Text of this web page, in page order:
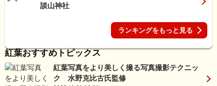
談山神社
ランキングをもっと見る
紅葉おすすめトピックス
紅葉写真をより美しく撮る写真撮影テクニッ
ク 水野克比古氏監修